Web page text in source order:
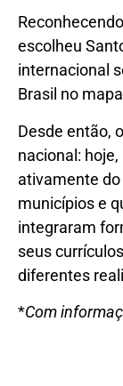
escolheu
internacional
Brasil no
Desde então,
nacional:
ativamente do
municípios e
integraram
seus
diferentes
*Com